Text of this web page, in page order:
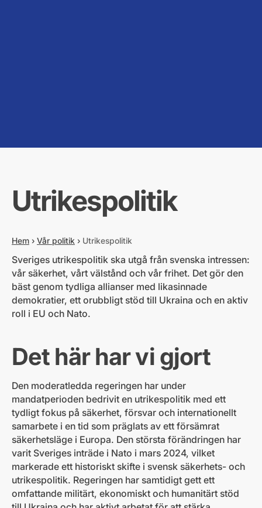
Utrikespolitik
Hem › Vår politik › Utrikespolitik
Sveriges utrikespolitik ska utgå från svenska intressen:
vår säkerhet, vårt välstånd och vår frihet. Det gör den
bäst genom tydliga allianser med likasinnade
demokratier, ett orubbligt stöd till Ukraina och en aktiv
roll i EU och Nato.
Det här har vi gjort
Den moderatledda regeringen har under
mandatperioden bedrivit en utrikespolitik med ett
tydligt fokus på säkerhet, försvar och internationellt
samarbete i en tid som präglats av ett försämrat
säkerhetsläge i Europa. Den största förändringen har
varit Sveriges inträde i Nato i mars 2024, vilket
markerade ett historiskt skifte i svensk säkerhets- och
utrikespolitik. Regeringen har samtidigt gett ett
omfattande militärt, ekonomiskt och humanitärt stöd